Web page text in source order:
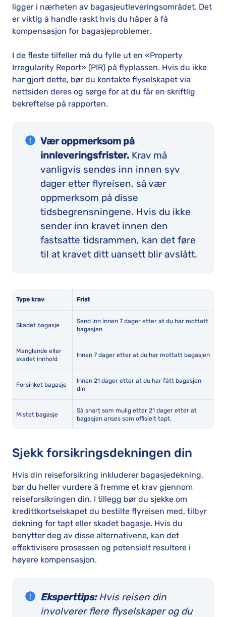
ligger i nærheten av bagasjeutleveringsområdet. Det
er viktig å handle raskt hvis du håper å få
kompensasjon for bagasjeproblemer.
I de fleste tilfeller må du fylle ut en «Property
Irregularity Report» (PIR) på flyplassen. Hvis du ikke
har gjort dette, bør du kontakte flyselskapet via
nettsiden deres og sørge for at du får en skriftlig
bekreftelse på rapporten.
Vær oppmerksom på
innleveringsfrister. Krav må
vanligvis sendes inn innen syv
dager etter flyreisen, så vær
oppmerksom på disse
tidsbegrensningene. Hvis du ikke
sender inn kravet innen den
fastsatte tidsrammen, kan det føre
til at kravet ditt uansett blir avslått.
Type krav Frist
Skadet bagasje
Send inn innen 7 dager etter at du har mottatt
bagasjen
Manglende eller
skadet innhold
Innen 7 dager etter at du har mottatt bagasjen
Forsinket bagasje
Innen 21 dager etter at du har fått bagasjen
din
Mistet bagasje
Så snart som mulig etter 21 dager etter at
bagasjen anses som offisielt tapt.
Sjekk forsikringsdekningen din
Hvis din reiseforsikring inkluderer bagasjedekning,
bør du heller vurdere å fremme et krav gjennom
reiseforsikringen din. I tillegg bør du sjekke om
kredittkortselskapet du bestilte flyreisen med, tilbyr
dekning for tapt eller skadet bagasje. Hvis du
benytter deg av disse alternativene, kan det
effektivisere prosessen og potensielt resultere i
høyere kompensasjon.
Eksperttips:Hvis reisen din
involverer flere flyselskaper og du